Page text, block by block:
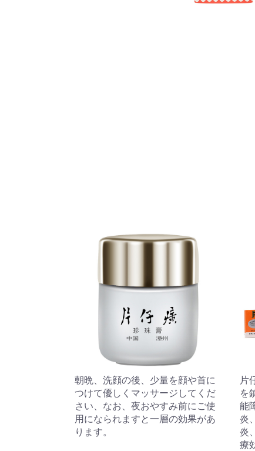
朝晩、洗顔の後、少量を顔や首に
つけて優しくマッサージしてくだ
さい、なお、夜おやすみ前にご使
用になられますと一層の効果があ
ります。
片
を
能
炎
炎
療